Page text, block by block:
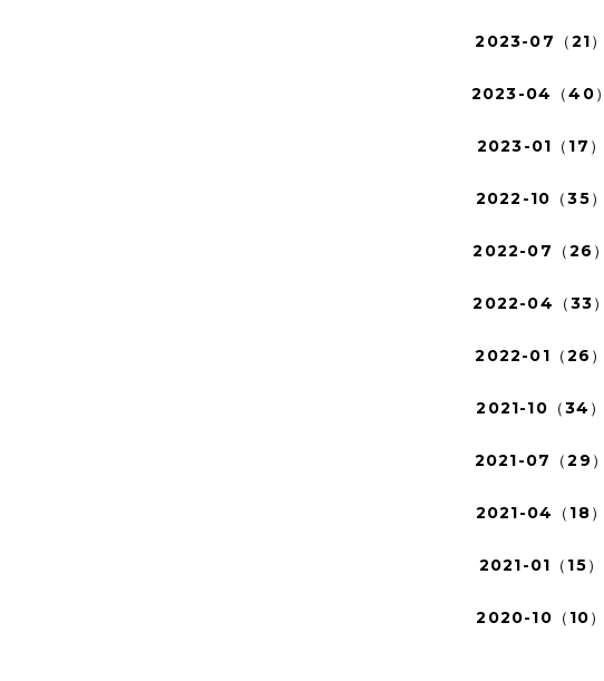
2023-07（21）
2023-04（40）
2023-01（17）
2022-10（35）
2022-07（26）
2022-04（33）
2022-01（26）
2021-10（34）
2021-07（29）
2021-04（18）
2021-01（15）
2020-10（10）